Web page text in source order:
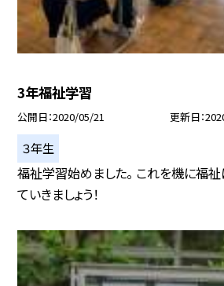
3年福祉学習
公開日 2020/05/21 更新日
３年生
福祉学習始めました。 これを機に福
ていきましょう！